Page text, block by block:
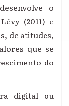
o
(2011) e
de atitudes,
que se
do
digital ou